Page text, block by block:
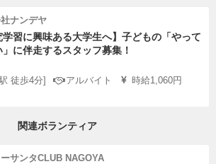
ナンデヤ
学習に興味ある大学生へ】子どもの「やって
に伴走するスタッフ募集！
徒歩4分] アルバイト
時給1,060円
関連ボランティア
サンタCLUB NAGOYA